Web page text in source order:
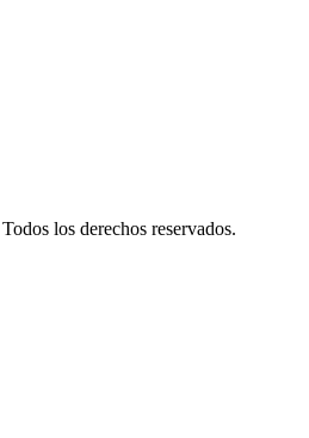
Todos los derechos reservados.